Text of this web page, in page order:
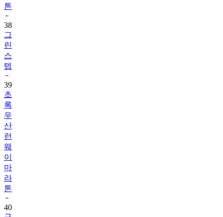
톤
38
그
린
스
텝
39
초
록
우
산
런
웨
이
마
라
톤
40